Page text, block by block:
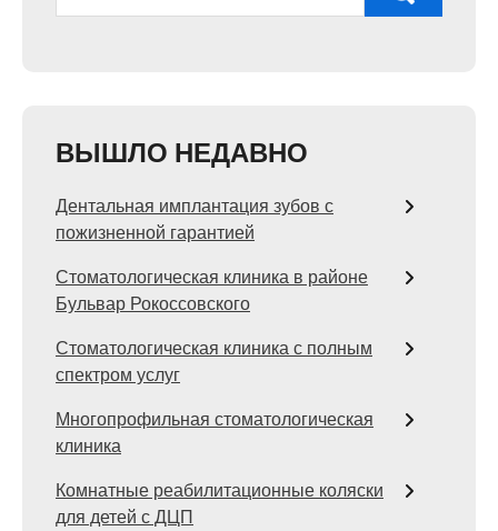
ВЫШЛО НЕДАВНО
Дентальная имплантация зубов с
пожизненной гарантией
Стоматологическая клиника в районе
Бульвар Рокоссовского
Стоматологическая клиника с полным
спектром услуг
Многопрофильная стоматологическая
клиника
Комнатные реабилитационные коляски
для детей с ДЦП